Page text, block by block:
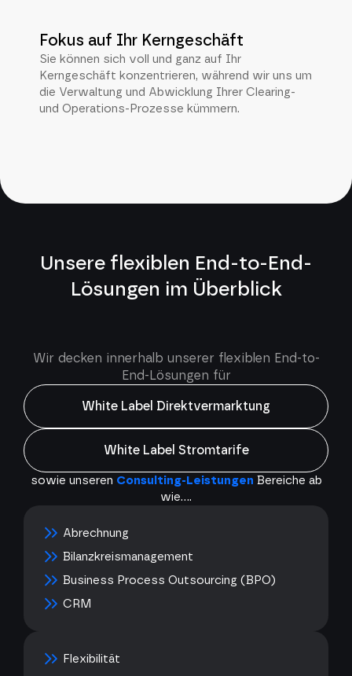
Fokus auf Ihr Kerngeschäft
Sie können sich voll und ganz auf Ihr
Kerngeschäft konzentrieren, während wir uns um
die Verwaltung und Abwicklung Ihrer Clearing-
und Operations-Prozesse kümmern.
Unsere flexiblen End-to-End-
Lösungen im Überblick
Wir decken innerhalb unserer flexiblen End-to-
End-Lösungen für
White Label Direktvermarktung
White Label Stromtarife
sowie unseren Consulting-Leistungen Bereiche ab
wie....
Abrechnung
Bilanzkreismanagement
Business Process Outsourcing (BPO)
CRM
Flexibilität